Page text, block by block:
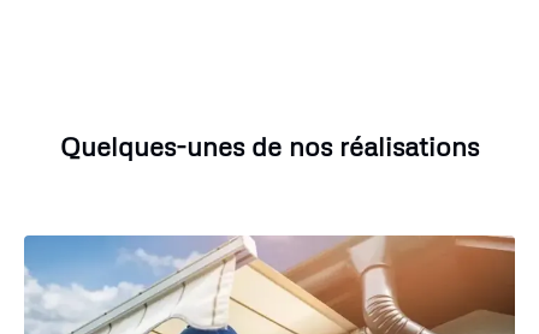
Quelques-unes de nos réalisations